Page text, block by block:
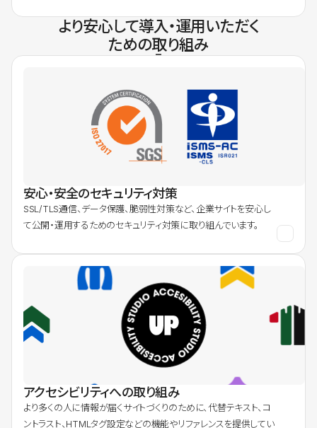
より安心して導入・運用いただく
ための取り組み
安心・安全のセキュリティ対策
SSL/TLS通信、データ保護、脆弱性対策など、企業サイトを安心し
て公開・運用するためのセキュリティ対策に取り組んでいます。
アクセシビリティへの取り組み
より多くの人に情報が届くサイトづくりのために、代替テキスト、コ
ントラスト、HTMLタグ設定などの機能やリファレンスを提供してい